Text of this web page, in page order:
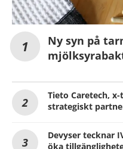
Ny syn på
Tieto Caretech,
strategiskt
Devyser tecknar
öka